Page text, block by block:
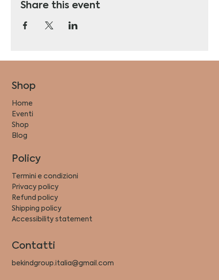
Share this event
Shop
Home
Eventi
Shop
Blog
Policy
Termini e condizioni
Privacy policy
Refund policy
Shipping policy
Accessibility statement
Contatti
bekindgroup.italia@gmail.com